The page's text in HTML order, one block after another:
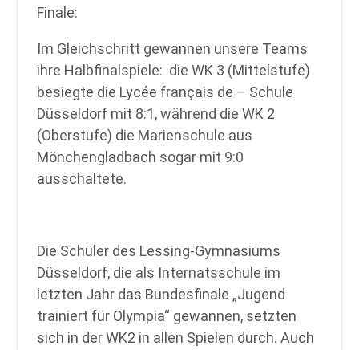
Finale:
Im Gleichschritt gewannen unsere Teams
ihre Halbfinalspiele: die WK 3 (Mittelstufe)
besiegte die Lycée français de – Schule
Düsseldorf mit 8:1, während die WK 2
(Oberstufe) die Marienschule aus
Mönchengladbach sogar mit 9:0
ausschaltete.
Die Schüler des Lessing-Gymnasiums
Düsseldorf, die als Internatsschule im
letzten Jahr das Bundesfinale „Jugend
trainiert für Olympia“ gewannen, setzten
sich in der WK2 in allen Spielen durch. Auch